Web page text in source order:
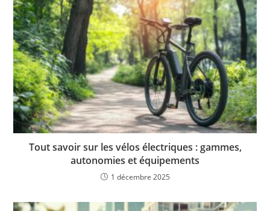
Tout savoir sur les vélos électriques : gammes,
autonomies et équipements
1 décembre 2025